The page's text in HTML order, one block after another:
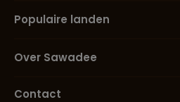
Populaire landen
Over Sawadee
Contact